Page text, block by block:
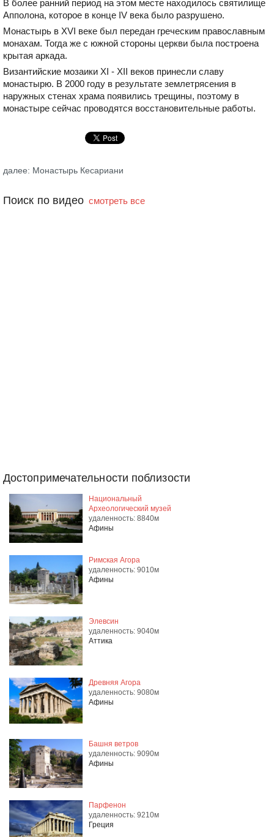
В более ранний период на этом месте находилось святилище
Апполона, которое в конце IV века было разрушено.
Монастырь в XVI веке был передан греческим православным
монахам. Тогда же с южной стороны церкви была построена
крытая аркада.
Византийские мозаики XI - XII веков принесли славу
монастырю. В 2000 году в результате землетрясения в
наружных стенах храма появились трещины, поэтому в
монастыре сейчас проводятся восстановительные работы.
далее: Монастырь Кесариани
Поиск по видео смотреть все
Достопримечательности поблизости
Национальный
Археологический музей
удаленность: 8840м
Афины
Римская Агора
удаленность: 9010м
Афины
Элевсин
удаленность: 9040м
Аттика
Древняя Агора
удаленность: 9080м
Афины
Башня ветров
удаленность: 9090м
Афины
Парфенон
удаленность: 9210м
Греция